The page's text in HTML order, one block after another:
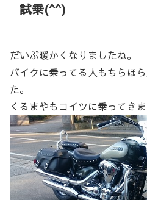
試乗(^^)
だいぶ暖かくなりましたね。
バイクに乗ってる人もちらほ
た。
くるまやもコイツに乗ってきま